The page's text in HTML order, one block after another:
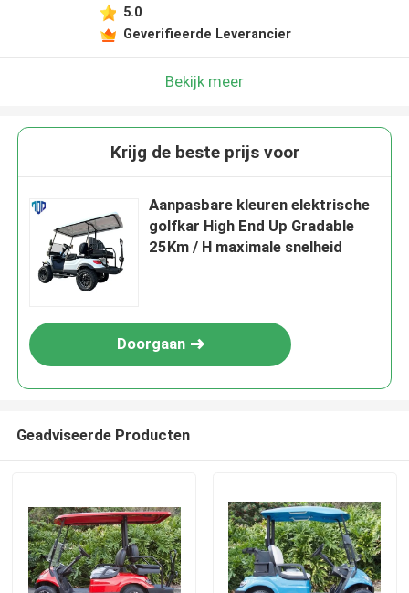
5.0
Geverifieerde Leverancier
Bekijk meer
Krijg de beste prijs voor
Aanpasbare kleuren elektrische
golfkar High End Up Gradable
25Km / H maximale snelheid
Doorgaan
Geadviseerde Producten